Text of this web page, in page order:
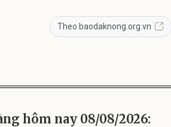
Theo baodaknong.org.vn
hôm nay 08/08/2026: